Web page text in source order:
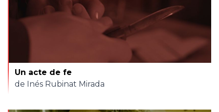
Un acte de fe
de Inés Rubinat Mirada